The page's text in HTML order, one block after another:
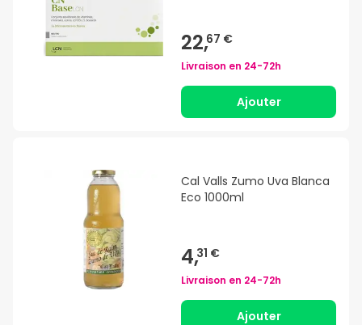
22,67 €
Livraison en 24-72h
Ajouter
Cal Valls Zumo Uva Blanca
Eco 1000ml
4,31 €
Livraison en 24-72h
Ajouter